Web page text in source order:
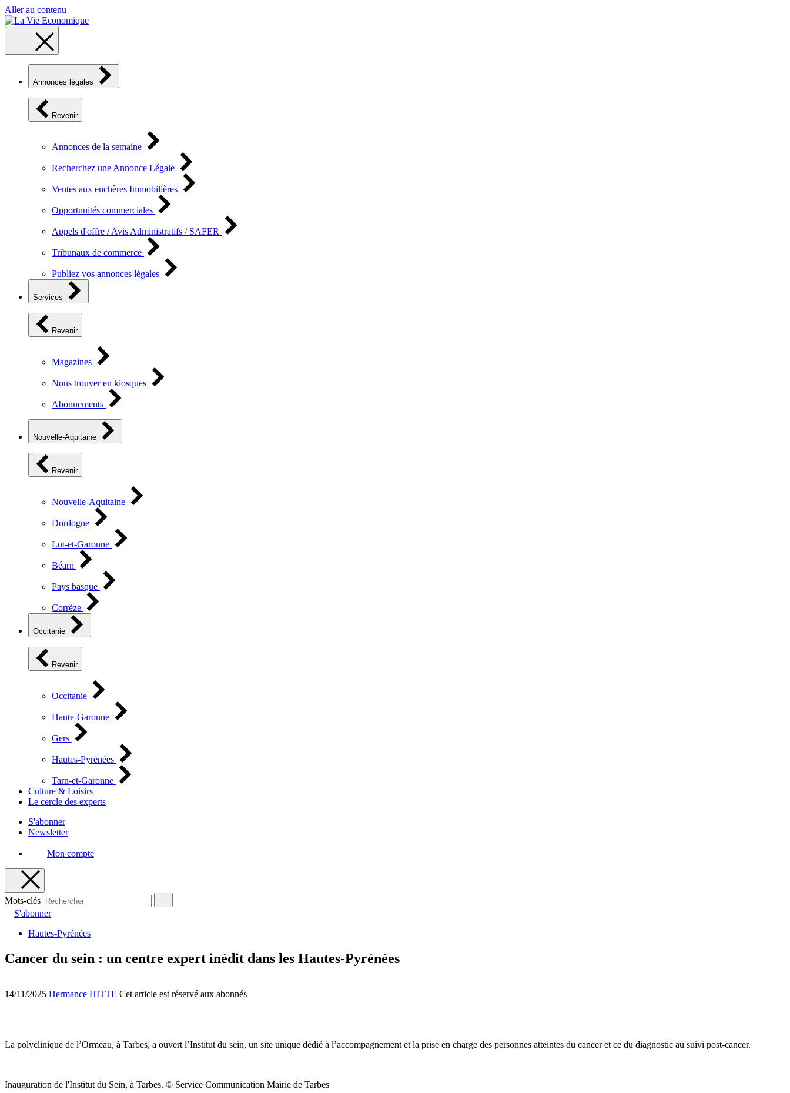
Aller au contenu
Annonces légales
Revenir
Annonces de la semaine
Recherchez une Annonce Légale
Ventes aux enchères Immobilières
Opportunités commerciales
Appels d'offre / Avis Administratifs / SAFER
Tribunaux de commerce
Publiez vos annonces légales
Services
Revenir
Magazines
Nous trouver en kiosques
Abonnements
Nouvelle-Aquitaine
Revenir
Nouvelle-Aquitaine
Dordogne
Lot-et-Garonne
Béarn
Pays basque
Corrèze
Occitanie
Revenir
Occitanie
Haute-Garonne
Gers
Hautes-Pyrénées
Tarn-et-Garonne
Culture & Loisirs
Le cercle des experts
S'abonner
Newsletter
Mon compte
Mots-clés
S'abonner
Hautes-Pyrénées
Cancer du sein : un centre expert inédit dans les Hautes-Pyrénées
14/11/2025 Hermance HITTE Cet article est réservé aux abonnés
La polyclinique de l’Ormeau, à Tarbes, a ouvert l’Institut du sein, un site unique dédié à l’accompagnement et la prise en charge des personnes atteintes du cancer et ce du diagnostic au suivi post-cancer.
Inauguration de l'Institut du Sein, à Tarbes. © Service Communication Mairie de Tarbes